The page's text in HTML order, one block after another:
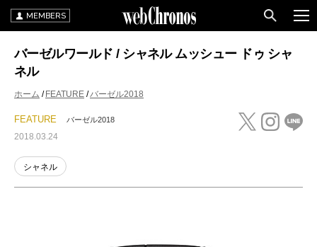
MEMBERS
バーゼルワールド / シャネル ムッシュー ドゥ シャ
ネル
ホーム FEATURE バーゼル2018
FEATURE バーゼル2018
2018.03.24
シャネル